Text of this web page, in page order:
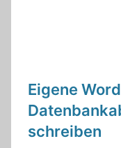
Eigene
schreiben